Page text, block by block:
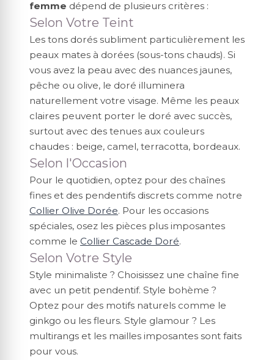
femme dépend de plusieurs critères :
Selon Votre Teint
Les tons dorés subliment particulièrement les
peaux mates à dorées (sous-tons chauds). Si
vous avez la peau avec des nuances jaunes,
pêche ou olive, le doré illuminera
naturellement votre visage. Même les peaux
claires peuvent porter le doré avec succès,
surtout avec des tenues aux couleurs
chaudes : beige, camel, terracotta, bordeaux.
Selon l'Occasion
Pour le quotidien, optez pour des chaînes
fines et des pendentifs discrets comme notre
Collier Olive Dorée. Pour les occasions
spéciales, osez les pièces plus imposantes
comme le Collier Cascade Doré.
Selon Votre Style
Style minimaliste ? Choisissez une chaîne fine
avec un petit pendentif. Style bohème ?
Optez pour des motifs naturels comme le
ginkgo ou les fleurs. Style glamour ? Les
multirangs et les mailles imposantes sont faits
pour vous.